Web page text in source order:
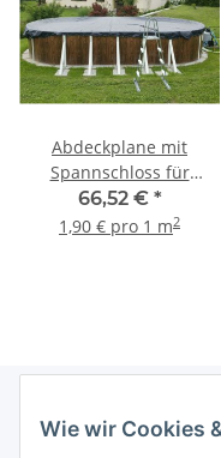
Wie wir Cookies
Abdeckplane mit
Spannschloss für
Ovalbecken 8,0 x 4,0m
66,52 € *
1,90 € pro 1 m2